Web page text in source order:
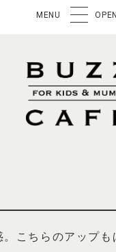
MENU OPEN
こちらのアップも